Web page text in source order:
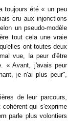
toujours été « un peu
cru aux injonctions
un pseudo-modèle
tout cela une vraie
ont toutes deux
vue, la peur d'être
« Avant, j'avais peur
je n'ai plus peur",
de leur parcours,
qui s'exprime
parle plus volontiers